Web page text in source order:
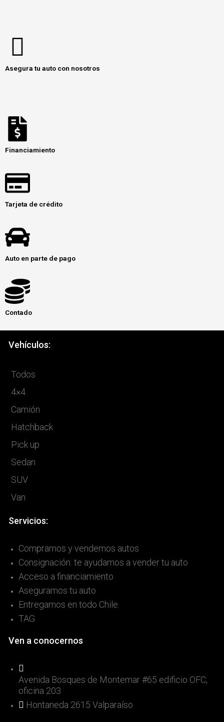
Asegura tu auto con nosotros
Financiamiento
Tarjeta de crédito
Auto en parte de pago
Contado
Vehículos:
Todos
4×4
Camión
Hatchback
Pick up
Sedan
SUV
Van
Servicios:
Compramos y vendemos autos
Consignación: te ayudamos a vender tu auto
Acceso a financiamiento
Aseguramos tu auto
Entregamos en todo Chile
TAG
Ven a conocernos
Avenida Bosques de Montemar #65 edificio OFC,
oficina 203
Hontaneda 2615 Valparaíso